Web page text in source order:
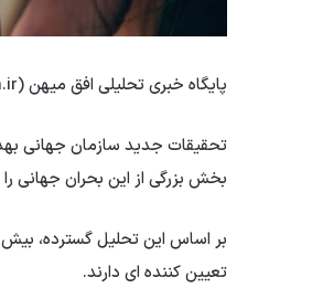
پایگاه خبری تحلیلی افق میهن (ofoghmihan.ir):
تحقیقات جدید سازمان جهانی
بخش بزرگی از این بحران جهانی
بر اساس این تحلیل گسترده،
تعیین کننده ای دارند.